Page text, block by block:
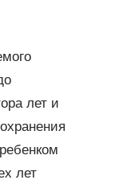
лет и
лет